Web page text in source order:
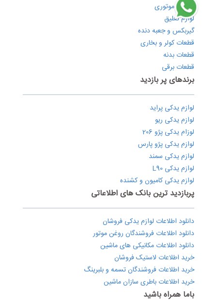
قطعات موتوری
لوازم تعلیق
گیربکس و جعبه دنده
قطعات کولر و بخاری
قطعات بدنه
قطعات برقی
برندهای پر بازدید
لوازم یدکی پراید
لوازم یدکی ریو
لوزام یدکی پژو 206
لوازم یدکی پژو پارس
لوازم یدکی سمند
لوازم یدکی L90
لوازم یدکی کامیون و کشنده
پربازدید ترین بانک های اطلاعاتی
دانلود اطلاعات لوازم یدکی فروشان
دانلود اطلاعات فروشندگان روغن موتور
دانلود اطلاعات مکانیکی های ماشین
خرید اطلاعات لاستیک فروشان
خرید اطلاعات فروشندگان تسمه و بلبرینگ
خرید اطلاعات باطری سازان ماشین
باما همراه باشید